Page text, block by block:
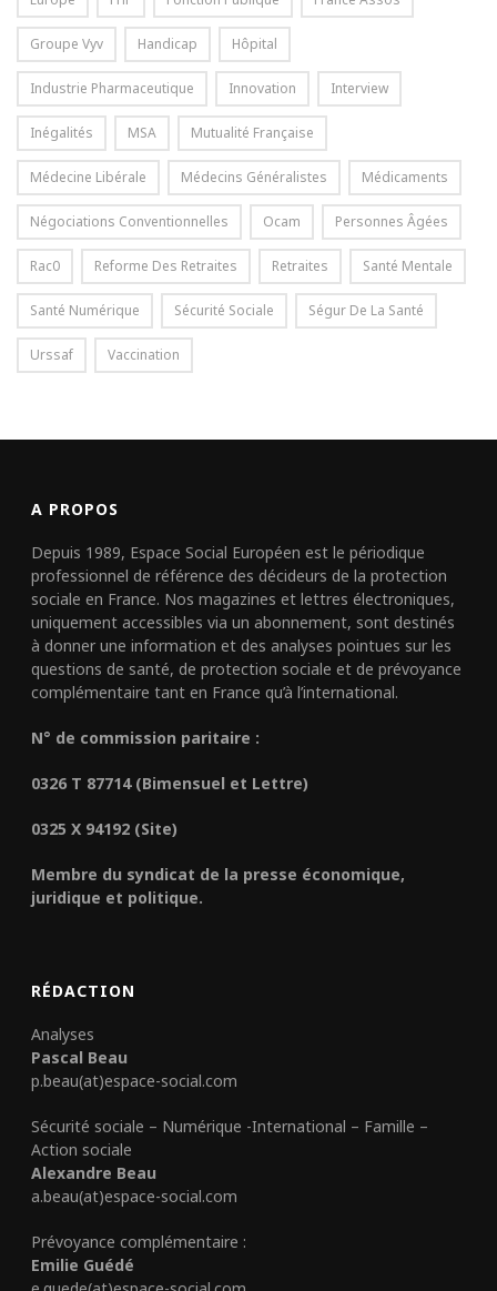
Groupe Vyv Handicap Hôpital
Industrie Pharmaceutique Innovation Interview
Inégalités MSA Mutualité Française
Médecine Libérale Médecins Généralistes Médicaments
Négociations Conventionnelles Ocam Personnes Âgées
Rac0 Reforme Des Retraites Retraites Santé Mentale
Santé Numérique Sécurité Sociale Ségur De La Santé
Urssaf Vaccination
A PROPOS
Depuis 1989, Espace Social Européen est le périodique
professionnel de référence des décideurs de la protection
sociale en France. Nos magazines et lettres électroniques,
uniquement accessibles via un abonnement, sont destinés
à donner une information et des analyses pointues sur les
questions de santé, de protection sociale et de prévoyance
complémentaire tant en France qu’à l’international.
N° de commission paritaire :
0326 T 87714 (Bimensuel et Lettre)
0325 X 94192 (Site)
Membre du syndicat de la presse économique,
juridique et politique.
RÉDACTION
Analyses
Pascal Beau
p.beau(at)espace-social.com
Sécurité sociale – Numérique -International – Famille –
Action sociale
Alexandre Beau
a.beau(at)espace-social.com
Prévoyance complémentaire :
Emilie Guédé